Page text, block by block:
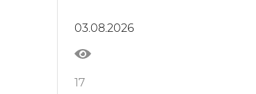
03.08.2026
17